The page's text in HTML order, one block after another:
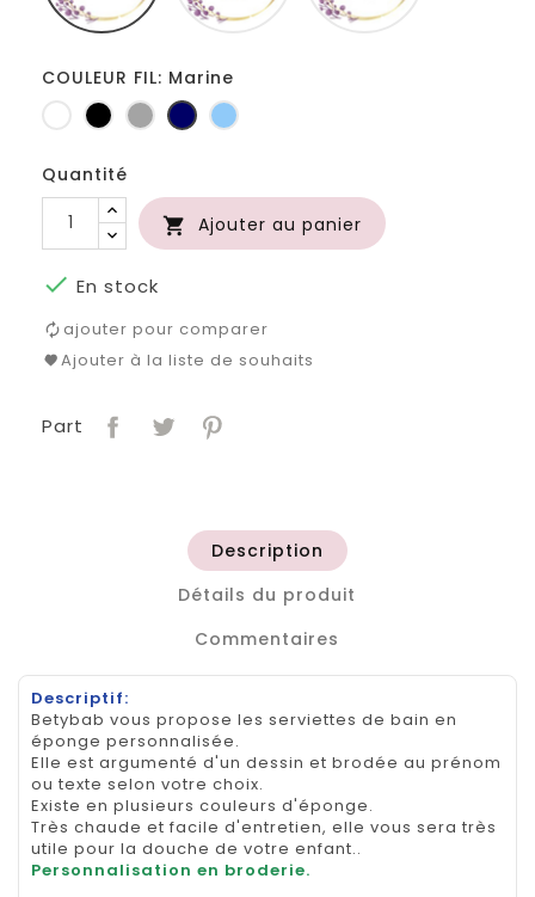
COULEUR FIL: Marine
BlancNoir Gris
clair
MarineBleu
Quantité
 Ajouter au panier
 En stock
ajouter pour comparer
Ajouter à la liste de souhaits
Part
Description
Détails du produit
Commentaires
Descriptif:
Betybab vous propose les serviettes de bain en
éponge personnalisée.
Elle est argumenté d'un dessin et brodée au prénom
ou texte selon votre choix.
Existe en plusieurs couleurs d'éponge.
Très chaude et facile d'entretien, elle vous sera très
utile pour la douche de votre enfant..
Personnalisation en broderie.